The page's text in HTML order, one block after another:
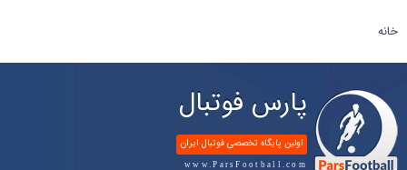
خانه
پارس فوتبال
اولین پایگاه تخصصی فوتبال ایران
www.ParsFootball.com